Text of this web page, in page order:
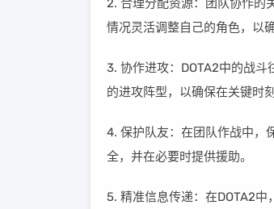
2. 合理分配资源：团队协作的
情况灵活调整自己的角色，以
3. 协作进攻：DOTA2中的战
的进攻阵型，以确保在关键时
4. 保护队友：在团队作战中，
全，并在必要时提供援助。
5. 精准信息传递：在DOTA2